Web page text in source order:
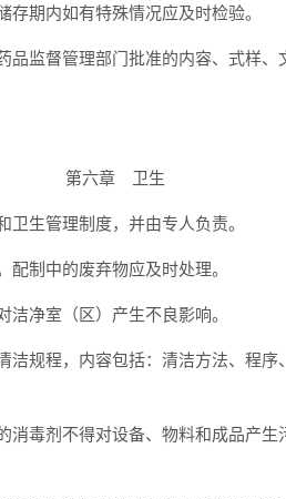
期内如有特殊情况应及时检验。
监督管理部门批准的内容、式样、
第六章 卫生
生管理制度，并由专人负责。
制中的废弃物应及时处理。
净室（区）产生不良影响。
规程，内容包括：清洁方法、程序
毒剂不得对设备、物料和成品产生